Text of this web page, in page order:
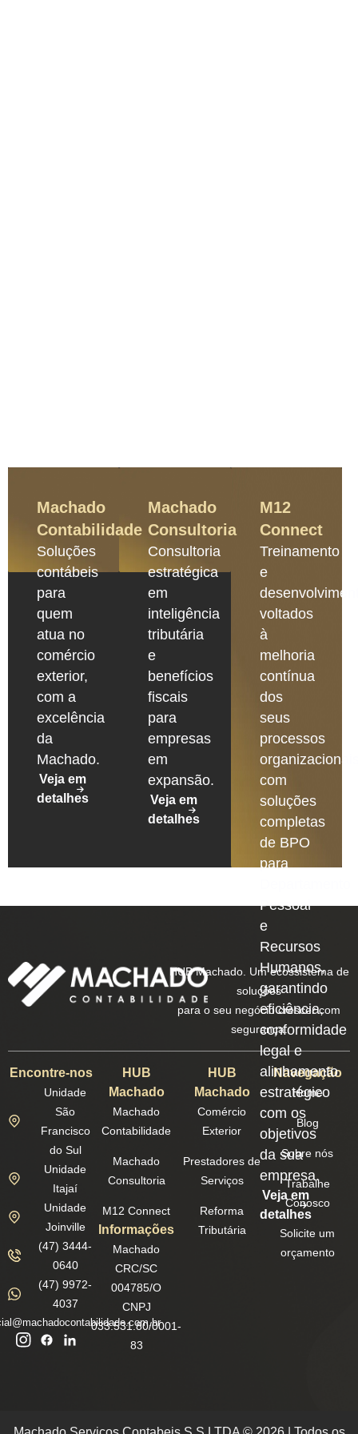
Machado
Contabilidade
Soluções
contábeis
para
quem
atua no
comércio
exterior,
com a
excelência
da
Machado.
Veja em
detalhes
Machado
Consultoria
Consultoria
estratégica
em
inteligência
tributária
e
benefícios
fiscais
para
empresas
em
expansão.
Veja em
detalhes
M12
Connect
Treinamento
e
voltados
à
melhoria
contínua
dos
seus
processos
com
soluções
completas
de BPO
para
Pessoal
e
Recursos
Humanos,
garantindo
eficiência,
conformidade
legal e
alinhamento
estratégico
com os
objetivos
da sua
empresa.
Veja em
detalhes
HUB Machado. Um ecossistema de
soluções
para o seu negócio crescer com
segurança.
Encontre-nos
Unidade
São
Francisco
do Sul
Unidade
Itajaí
Unidade
Joinville
(47) 3444-
0640
(47) 9972-
4037
HUB
Machado
Machado
Contabilidade
Machado
Consultoria
M12 Connect
Informações
Machado
CRC/SC
004785/O
CNPJ
033.531.80/0001-
83
HUB
Machado
Comércio
Exterior
Prestadores de
Serviços
Reforma
Tributária
Navegação
Home
Blog
Sobre nós
Trabalhe
Conosco
Solicite um
orçamento